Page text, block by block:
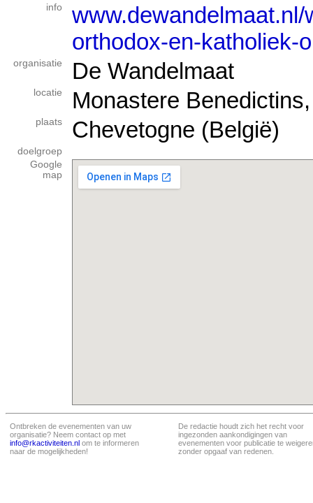
info
orthodox-en-katholiek-
organisatie De Wandelmaat
locatie Monastere
plaats Chevetogne (België)
doelgroep
Google
map
Ontbreken de evenementen van uw
organisatie? Neem contact op met
info@rkactiviteiten.nl om te informeren
naar de mogelijkheden!
De redactie houdt zich het recht voor
ingezonden aankondigingen van
evenementen voor publicatie te
zonder opgaaf van redenen.